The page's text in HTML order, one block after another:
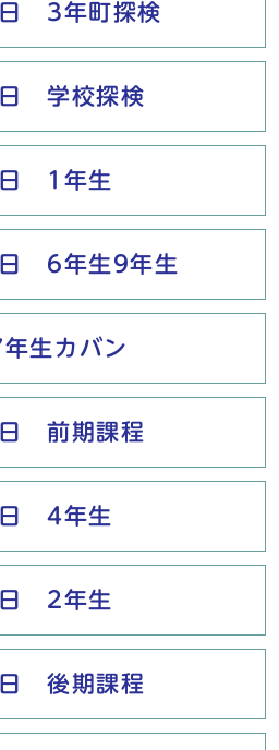
3年町探検
学校探検
1年生
6年生9年生
生カバン
前期課程
4年生
2年生
後期課程